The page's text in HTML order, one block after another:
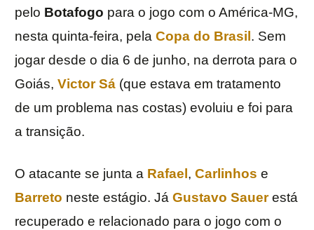
pelo Botafogo para o jogo com o América-MG,
nesta quinta-feira, pela Copa do Brasil . Sem
jogar desde o dia 6 de junho, na derrota para o
Goiás, Victor Sá (que estava em tratamento
de um problema nas costas) evoluiu e foi para
a transição.
O atacante se junta a Rafael , Carlinhos e
Barreto neste estágio. Já Gustavo Sauerestá
recuperado e relacionado para o jogo com o